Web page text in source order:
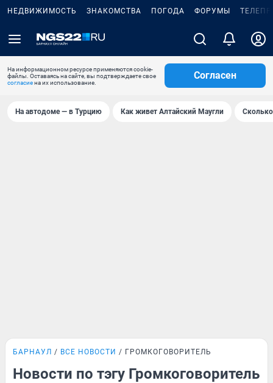
НЕДВИЖИМОСТЬ ЗНАКОМСТВА ПОГОДА ФОРУМЫ
На информационном ресурсе применяются cookie-
файлы. Оставаясь на сайте, вы подтверждаете свое
согласиена их использование.
Согласен
На автодоме — в Турцию Как живет Алтайский Маугли
БАРНАУЛ ВСЕ НОВОСТИ ГРОМКОГОВОРИТЕЛЬ
Новости по тэгу Громкоговоритель